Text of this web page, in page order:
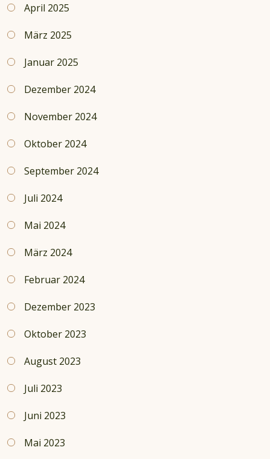
April 2025
März 2025
Januar 2025
Dezember 2024
November 2024
Oktober 2024
September 2024
Juli 2024
Mai 2024
März 2024
Februar 2024
Dezember 2023
Oktober 2023
August 2023
Juli 2023
Juni 2023
Mai 2023